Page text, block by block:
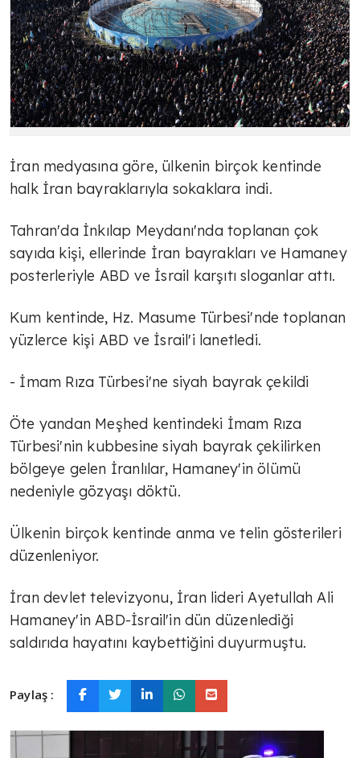
İran medyasına göre, ülkenin birçok kentinde
halk İran bayraklarıyla sokaklara indi.
Tahran'da İnkılap Meydanı'nda toplanan çok
sayıda kişi, ellerinde İran bayrakları ve Hamaney
posterleriyle ABD ve İsrail karşıtı sloganlar attı.
Kum kentinde, Hz. Masume Türbesi'nde toplanan
yüzlerce kişi ABD ve İsrail'i lanetledi.
- İmam Rıza Türbesi'ne siyah bayrak çekildi
Öte yandan Meşhed kentindeki İmam Rıza
Türbesi'nin kubbesine siyah bayrak çekilirken
bölgeye gelen İranlılar, Hamaney'in ölümü
nedeniyle gözyaşı döktü.
Ülkenin birçok kentinde anma ve telin gösterileri
düzenleniyor.
İran devlet televizyonu, İran lideri Ayetullah Ali
Hamaney'in ABD-İsrail'in dün düzenlediği
saldırıda hayatını kaybettiğini duyurmuştu.
Paylaş :